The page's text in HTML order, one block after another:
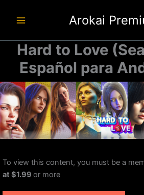
Arokai
Hard to Love
Español para
To view this content, you must be a
at $1.99 or more